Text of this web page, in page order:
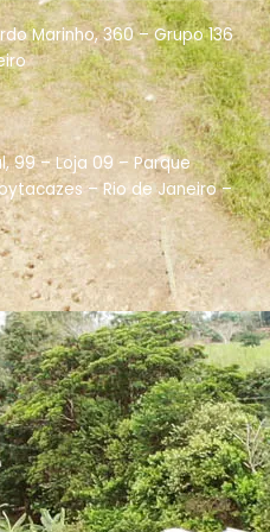
Marinho, 360 – Grupo 136
99 – Loja 09 – Parque
– Rio de Janeiro –